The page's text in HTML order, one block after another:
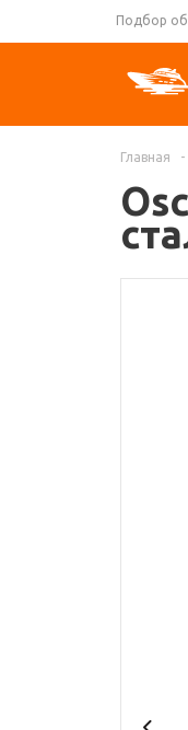
Подбор
Главная -